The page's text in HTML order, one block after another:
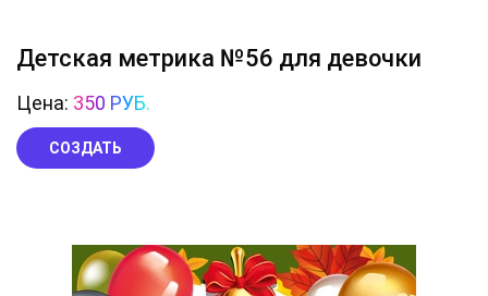
Детская метрика №56 для девочки
Цена: 350 РУБ.
СОЗДАТЬ